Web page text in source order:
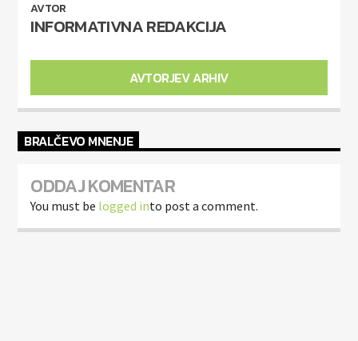
AVTOR
INFORMATIVNA REDAKCIJA
AVTORJEV ARHIV
BRALČEVO MNENJE
ODDAJ KOMENTAR
You must be logged into post a comment.